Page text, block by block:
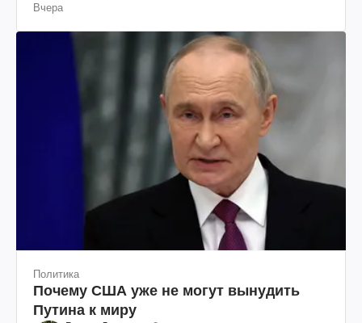
Вчера
Политика
Почему США уже не могут вынудить
Путина к миру